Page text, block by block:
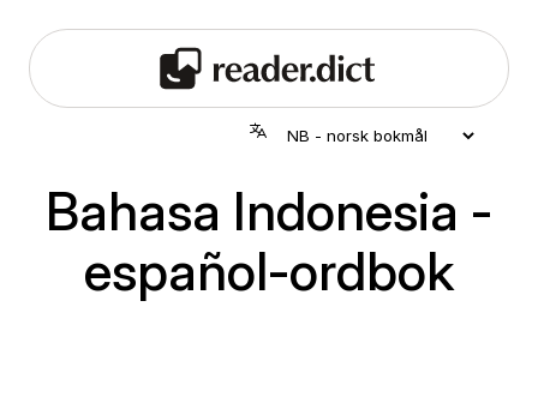
Bahasa Indonesia -
español-ordbok